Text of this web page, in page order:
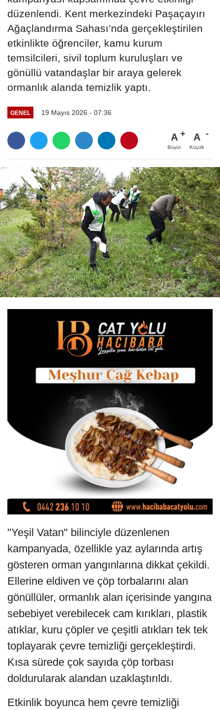
düzenlendi. Kent merkezindeki Paşaçayırı
Ağaçlandırma Sahası’nda gerçekleştirilen
etkinlikte öğrenciler, kamu kurum
temsilcileri, sivil toplum kuruluşları ve
gönüllü vatandaşlar bir araya gelerek
ormanlık alanda temizlik yaptı.
GENEL 19 Mayıs 2026 - 07:36
A
Büyüt
A
Küçült
"Yeşil Vatan" bilinciyle düzenlenen
kampanyada, özellikle yaz aylarında artış
gösteren orman yangınlarına dikkat çekildi.
Ellerine eldiven ve çöp torbalarını alan
gönüllüler, ormanlık alan içerisinde yangına
sebebiyet verebilecek cam kırıkları, plastik
atıklar, kuru çöpler ve çeşitli atıkları tek tek
toplayarak çevre temizliği gerçekleştirdi.
Kısa sürede çok sayıda çöp torbası
doldurularak alandan uzaklaştırıldı.
Etkinlik boyunca hem çevre temizliği